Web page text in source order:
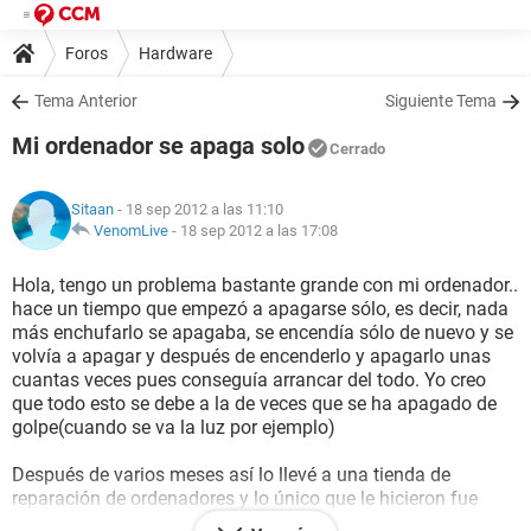
Foros Hardware
Tema Anterior Siguiente Tema
Mi ordenador se apaga solo Cerrado
Sitaan - 18 sep 2012 a las 11:10
VenomLive - 18 sep 2012 a las 17:08
Hola, tengo un problema bastante grande con mi ordenador..
hace un tiempo que empezó a apagarse sólo, es decir, nada
más enchufarlo se apagaba, se encendía sólo de nuevo y se
volvía a apagar y después de encenderlo y apagarlo unas
cuantas veces pues conseguía arrancar del todo. Yo creo
que todo esto se debe a la de veces que se ha apagado de
golpe(cuando se va la luz por ejemplo)
Después de varios meses así lo llevé a una tienda de
reparación de ordenadores y lo único que le hicieron fue
reparar el sistema operativo, claro, de tanto reiniciarse pues